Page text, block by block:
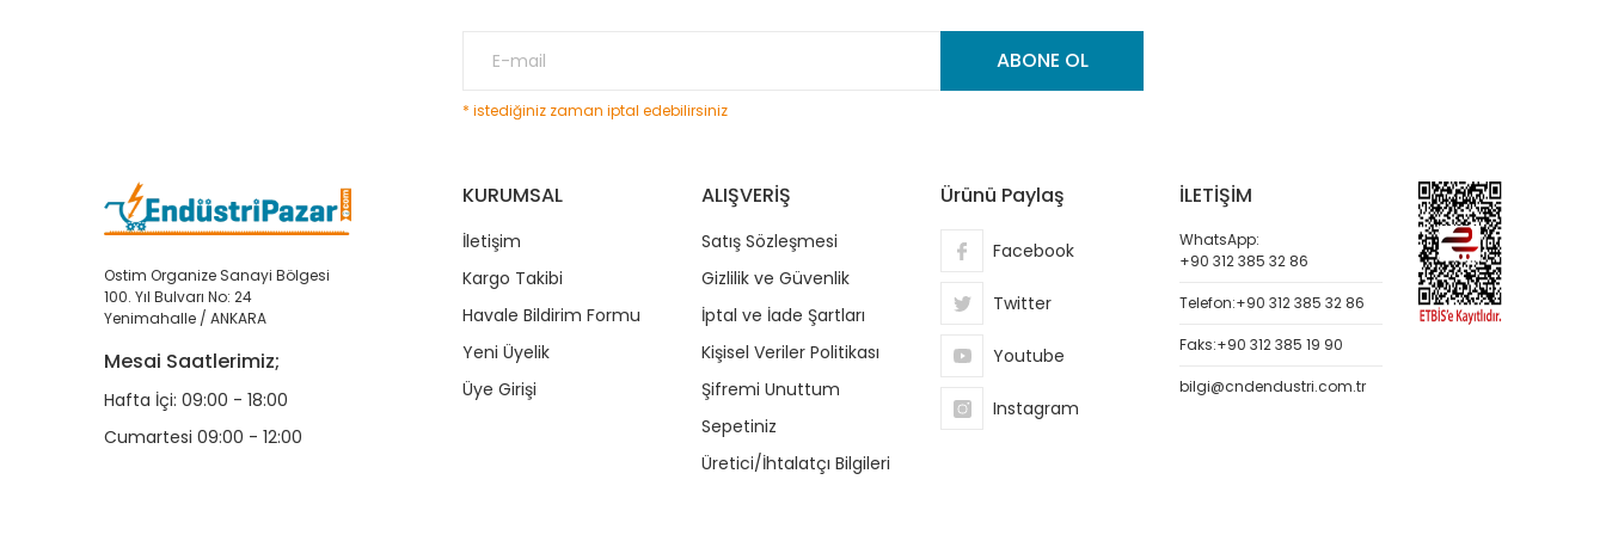
ABONE OL
* istediğiniz zaman iptal edebilirsiniz
Ostim Organize Sanayi Bölgesi
100. Yıl Bulvarı No: 24
Yenimahalle / ANKARA
Mesai Saatlerimiz;
Hafta İçi: 09:00 - 18:00
Cumartesi 09:00 - 12:00
KURUMSAL
İletişim
Kargo Takibi
Havale Bildirim Formu
Yeni Üyelik
Üye Girişi
ALIŞVERİŞ
Satış Sözleşmesi
Gizlilik ve Güvenlik
İptal ve İade Şartları
Kişisel Veriler Politikası
Şifremi Unuttum
Sepetiniz
Üretici/İhtalatçı Bilgileri
Ürünü Paylaş
Facebook
Twitter
Youtube
Instagram
İLETİŞİM
WhatsApp:
+90 312 385 32 86
Telefon:+90 312 385 32 86
Faks:+90 312 385 19 90
bilgi@cndendustri.com.tr